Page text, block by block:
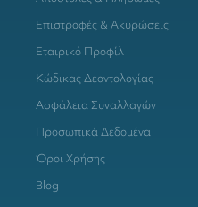
Επιστροφές & Ακυρώσεις
Εταιρικό Προφίλ
Κώδικας Δεοντολογίας
Ασφάλεια Συναλλαγών
Προσωπικά Δεδομένα
Όροι Χρήσης
Blog